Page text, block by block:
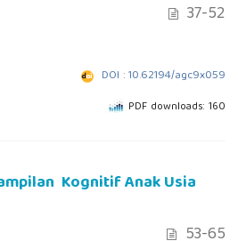
37-52
DOI : 10.62194/agc9x059
PDF downloads: 160
Kognitif Anak Usia